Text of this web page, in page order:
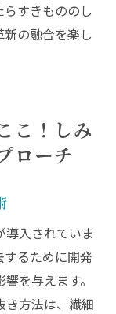
すきもののし
の融合を楽し
こ！しみ
ローチ
導入されていま
るために開発
を与えます。
き方法は、繊細